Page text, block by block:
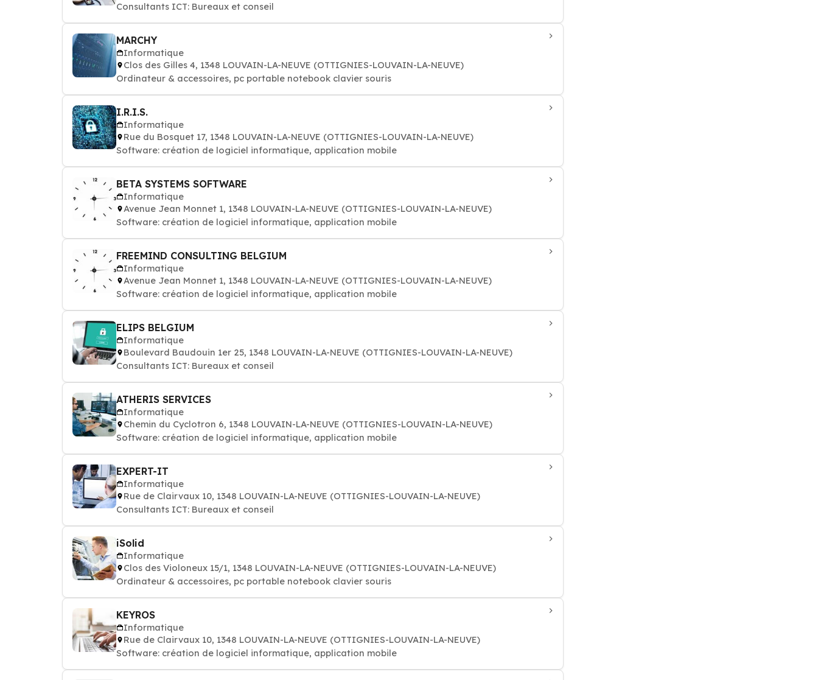
Consultants ICT: Bureaux et conseil
MARCHY
Informatique
Clos des Gilles 4, 1348 LOUVAIN-LA-NEUVE (OTTIGNIES-LOUVAIN-LA-NEUVE)
Ordinateur & accessoires, pc portable notebook clavier souris
I.R.I.S.
Informatique
Rue du Bosquet 17, 1348 LOUVAIN-LA-NEUVE (OTTIGNIES-LOUVAIN-LA-NEUVE)
Software: création de logiciel informatique, application mobile
BETA SYSTEMS SOFTWARE
Informatique
Avenue Jean Monnet 1, 1348 LOUVAIN-LA-NEUVE (OTTIGNIES-LOUVAIN-LA-NEUVE)
Software: création de logiciel informatique, application mobile
FREEMIND CONSULTING BELGIUM
Informatique
Avenue Jean Monnet 1, 1348 LOUVAIN-LA-NEUVE (OTTIGNIES-LOUVAIN-LA-NEUVE)
Software: création de logiciel informatique, application mobile
ELIPS BELGIUM
Informatique
Boulevard Baudouin 1er 25, 1348 LOUVAIN-LA-NEUVE (OTTIGNIES-LOUVAIN-LA-NEUVE)
Consultants ICT: Bureaux et conseil
ATHERIS SERVICES
Informatique
Chemin du Cyclotron 6, 1348 LOUVAIN-LA-NEUVE (OTTIGNIES-LOUVAIN-LA-NEUVE)
Software: création de logiciel informatique, application mobile
EXPERT-IT
Informatique
Rue de Clairvaux 10, 1348 LOUVAIN-LA-NEUVE (OTTIGNIES-LOUVAIN-LA-NEUVE)
Consultants ICT: Bureaux et conseil
iSolid
Informatique
Clos des Violoneux 15/1, 1348 LOUVAIN-LA-NEUVE (OTTIGNIES-LOUVAIN-LA-NEUVE)
Ordinateur & accessoires, pc portable notebook clavier souris
KEYROS
Informatique
Rue de Clairvaux 10, 1348 LOUVAIN-LA-NEUVE (OTTIGNIES-LOUVAIN-LA-NEUVE)
Software: création de logiciel informatique, application mobile